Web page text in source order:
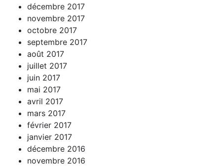
décembre 2017
novembre 2017
octobre 2017
septembre 2017
août 2017
juillet 2017
juin 2017
mai 2017
avril 2017
mars 2017
février 2017
janvier 2017
décembre 2016
novembre 2016